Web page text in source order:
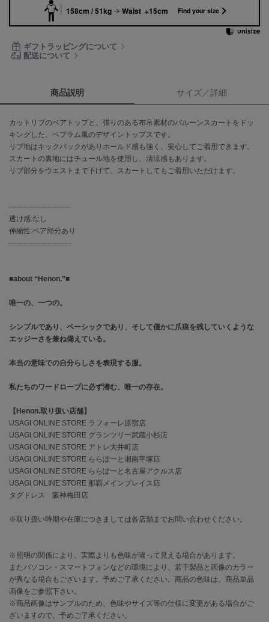
Calvin Klein
カルバン・クライン
Clarks Premium
クラークス
CODE A
コール ハーン
CONVERSE
DANSKIN
ダンスキン
エイミー イストワール
emmi
emmi atelier
エミ アトリエ
emmi yoga
ETRÉ TOKYO
エトレトウキョウ
FILA
フィラ
FRAY I.D
158cm / 51kg Waist +15cm Find your size
ギフトラッピングについて
配送について
商品説明 サイズ／詳細
カットリブのベアトップと、張りのある布帛素材のバルーンスカートをドッ
キングした、ペプラム風のデザイントップスです。
リブ地はキックバックがありホールド感も強く、安心してご着用できます。
スカートの裏地にはチュール地を使用し、清涼感もあります。
リブ部分をウエストまで下げて、スカートしてもご着用いただけます。
--------------------------
透け感:なし
伸縮性:ベア部分あり
--------------------------
■about “Henon.”■
唯一の、一つの。
シンプルであり、ベーシックであり、そして僅かに爪痕を残していくような
エッジーさを兼ね備えている。
本当の意味での自分らしさを表現する服。
私たちのワードローブに必ず潜む、唯一の存在。
【Henon.取り扱い店舗】
USAGI ONLINE STORE ラフォーレ原宿店
USAGI ONLINE STORE グランツリー武蔵小杉店
USAGI ONLINE STORE アトレ大井町店
USAGI ONLINE STORE ららぽーと湘南平塚店
USAGI ONLINE STORE ららぽーと名古屋アクルス店
USAGI ONLINE STORE 那覇メインプレイス店
タグドレス 阪神梅田店
※取り扱い時期や在庫につきましては各店舗までお問い合わせください。
※照明の関係により、実際よりも色味が違って見える場合があります。
またパソコン・スマートフォンなどの環境により、若干製品と画像のカラー
が異なる場合もございます。予めご了承ください。商品の色味は、商品単品
画像をご参照下さい。
※商品画像はサンプルのため、色味やサイズ等の仕様に変更がある場合がご
ざいますので、予めご了承ください。